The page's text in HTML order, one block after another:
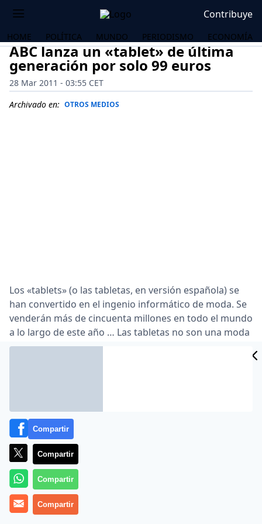
Contribuye
HOME POLÍTICA MUNDO PERIODISMO ECONOMÍA
ABC lanza un «tablet» de última
generación por solo 99 euros
28 Mar 2011 - 03:55 CET
Archivado en: OTROS MEDIOS
Los «tablets» (o las tabletas, en versión española) se
han convertido en el ingenio informático de moda. Se
venderán más de cincuenta millones en todo el mundo
a lo largo de este año … Las tabletas no son una moda
pasajera. Han venido para quedarse, incluso a costa
reducido, el Airis OnePAD de siete pulgadas …
Lea el artículo completo en
Compartir
Compartir
Compartir
Compartir